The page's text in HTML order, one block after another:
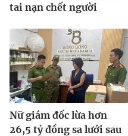
tai nạn chết người
Nữ giám đốc lừa hơn
26,5 tỷ đồng sa lưới sau